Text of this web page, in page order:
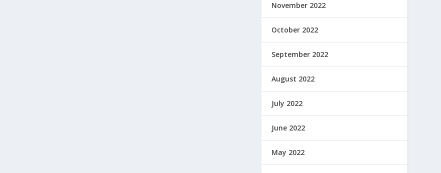
November 2022
October 2022
September 2022
August 2022
July 2022
June 2022
May 2022